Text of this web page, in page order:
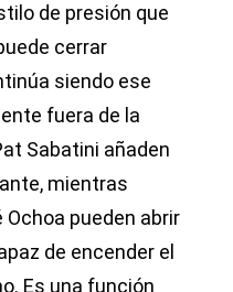
de presión que
cerrar
siendo ese
fuera de la
Sabatini añaden
mientras
pueden abrir
de encender el
Es una función